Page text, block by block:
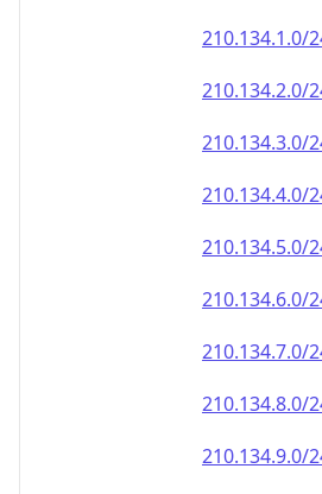
210.134.1.0/
210.134.2.0/
210.134.3.0/
210.134.4.0/
210.134.5.0/
210.134.6.0/
210.134.7.0/
210.134.8.0/
210.134.9.0/